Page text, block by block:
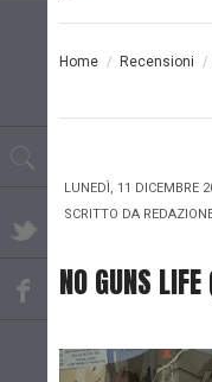
Home / Recensioni /
LUNEDÌ, 11 DICEMBRE
SCRITTO DA
NO GUNS